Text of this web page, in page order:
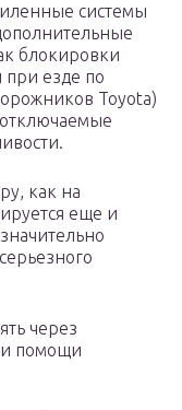
системы
блокировки
езде по
Toyota)
отключаемые
как на
еще и
через
помощи